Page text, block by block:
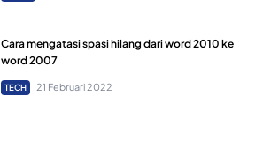
Cara mengatasi spasi hilang dari word 2010 ke
word 2007
TECH 21 Februari 2022